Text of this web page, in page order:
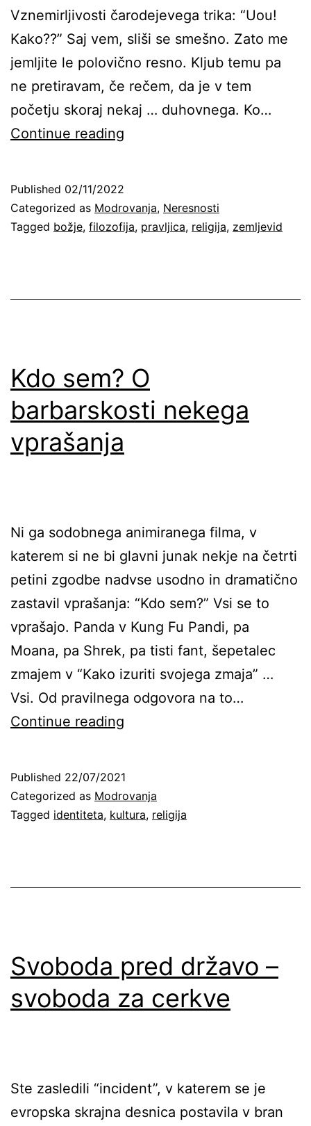
Vznemirljivosti čarodejevega trika: “Uou!
Kako??” Saj vem, sliši se smešno. Zato me
jemljite le polovično resno. Kljub temu pa
ne pretiravam, če rečem, da je v tem
početju skoraj nekaj … duhovnega. Ko…
Continue reading
zemljevidu
Published 02/11/2022
Categorized as Modrovanja, Neresnosti
Tagged božje, filozofija, pravljica, religija, zemljevid
Kdo sem? O
barbarskosti nekega
vprašanja
Ni ga sodobnega animiranega filma, v
katerem si ne bi glavni junak nekje na četrti
petini zgodbe nadvse usodno in dramatično
zastavil vprašanja: “Kdo sem?” Vsi se to
vprašajo. Panda v Kung Fu Pandi, pa
Moana, pa Shrek, pa tisti fant, šepetalec
zmajem v “Kako izuriti svojega zmaja” …
Vsi. Od pravilnega odgovora na to…
Continue reading
barbarskosti
nekega
Published 22/07/2021
Categorized as Modrovanja
Tagged identiteta, kultura, religija
Svoboda pred državo –
svoboda za cerkve
Ste zasledili “incident”, v katerem se je
evropska skrajna desnica postavila v bran